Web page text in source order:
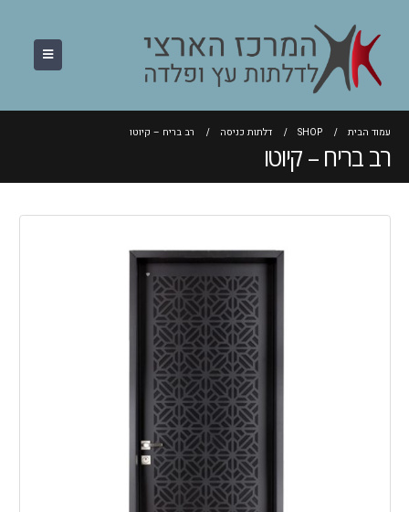
עמוד הבית SHOP דלתות כניסה רב בריח – קיוטו
רב בריח – קיוטו